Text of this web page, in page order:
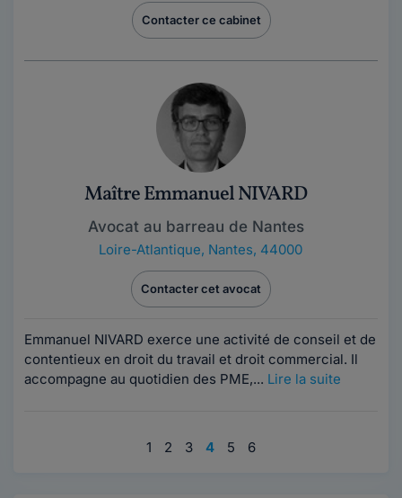
Contacter ce cabinet
Maître Emmanuel NIVARD
Avocat au barreau de Nantes
Loire-Atlantique, Nantes, 44000
Contacter cet avocat
Emmanuel NIVARD exerce une activité de conseil et de
contentieux en droit du travail et droit commercial. Il
accompagne au quotidien des PME,... Lire la suite
1 2 3 4 5 6